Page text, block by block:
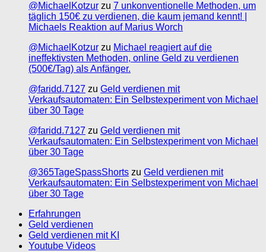
@MichaelKotzur zu 7 unkonventionelle Methoden, um
täglich 150€ zu verdienen, die kaum jemand kennt! |
Michaels Reaktion auf Marius Worch
@MichaelKotzur zu Michael reagiert auf die
ineffektivsten Methoden, online Geld zu verdienen
(500€/Tag) als Anfänger.
@faridd.7127 zu Geld verdienen mit
Verkaufsautomaten: Ein Selbstexperiment von Michael
über 30 Tage
@faridd.7127 zu Geld verdienen mit
Verkaufsautomaten: Ein Selbstexperiment von Michael
über 30 Tage
@365TageSpassShorts zu Geld verdienen mit
Verkaufsautomaten: Ein Selbstexperiment von Michael
über 30 Tage
Erfahrungen
Geld verdienen
Geld verdienen mit KI
Youtube Videos